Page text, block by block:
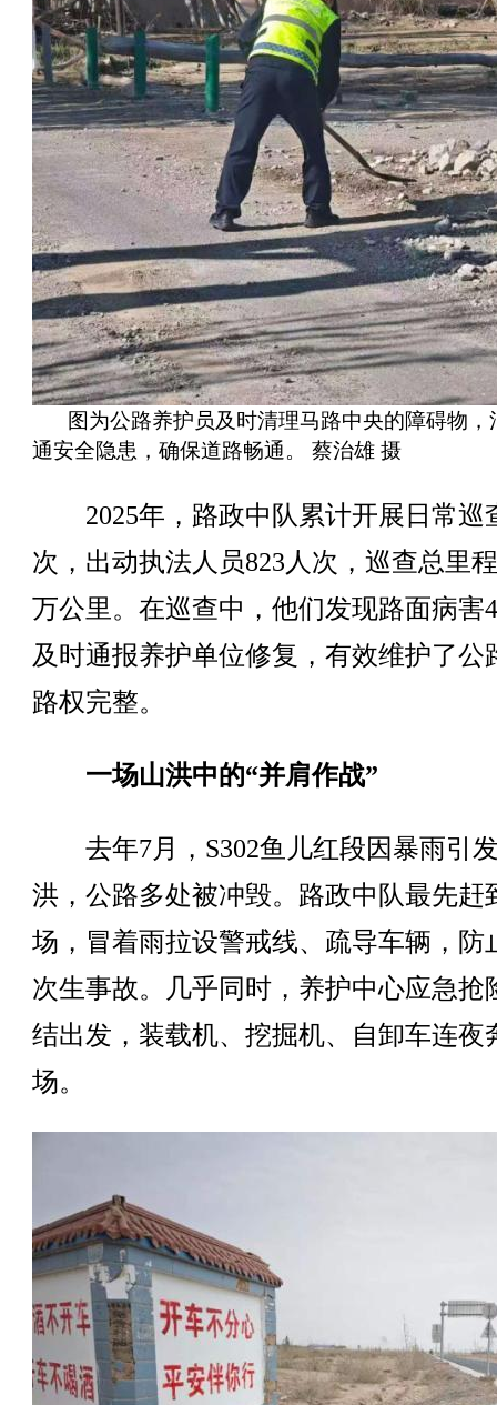
图为公路养护员及时清理马路中央的障碍物，
通安全隐患，确保道路畅通。 蔡治雄 摄
2025年，路政中队累计开展日常巡
次，出动执法人员823人次，巡查总里
万公里。在巡查中，他们发现路面病害
及时通报养护单位修复，有效维护了公
路权完整。
一场山洪中的“并肩作战”
去年7月，S302鱼儿红段因暴雨引
洪，公路多处被冲毁。路政中队最先赶
场，冒着雨拉设警戒线、疏导车辆，防
次生事故。几乎同时，养护中心应急抢
结出发，装载机、挖掘机、自卸车连夜
场。